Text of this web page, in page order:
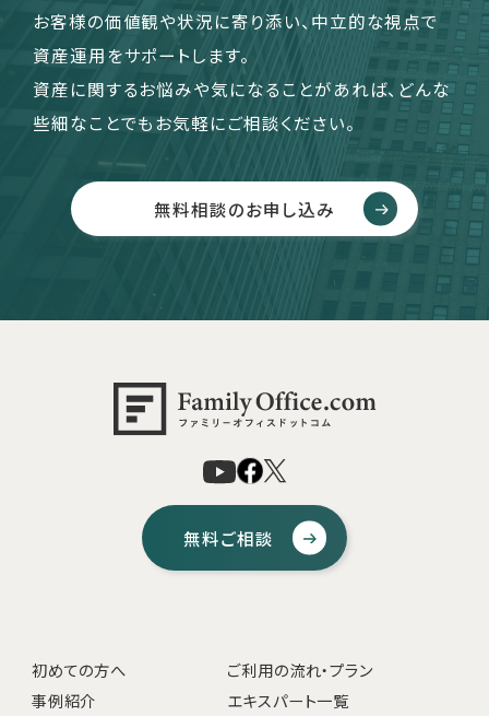
お客様の価値観や状況に寄り添い、中立的な視点で
資産運用をサポートします。
資産に関するお悩みや気になることがあれば、どんな
些細なことでもお気軽にご相談ください。
無料相談のお申し込み
無料ご相談
初めての方へ
ご利用の流れ・プラン
事例紹介
エキスパート一覧